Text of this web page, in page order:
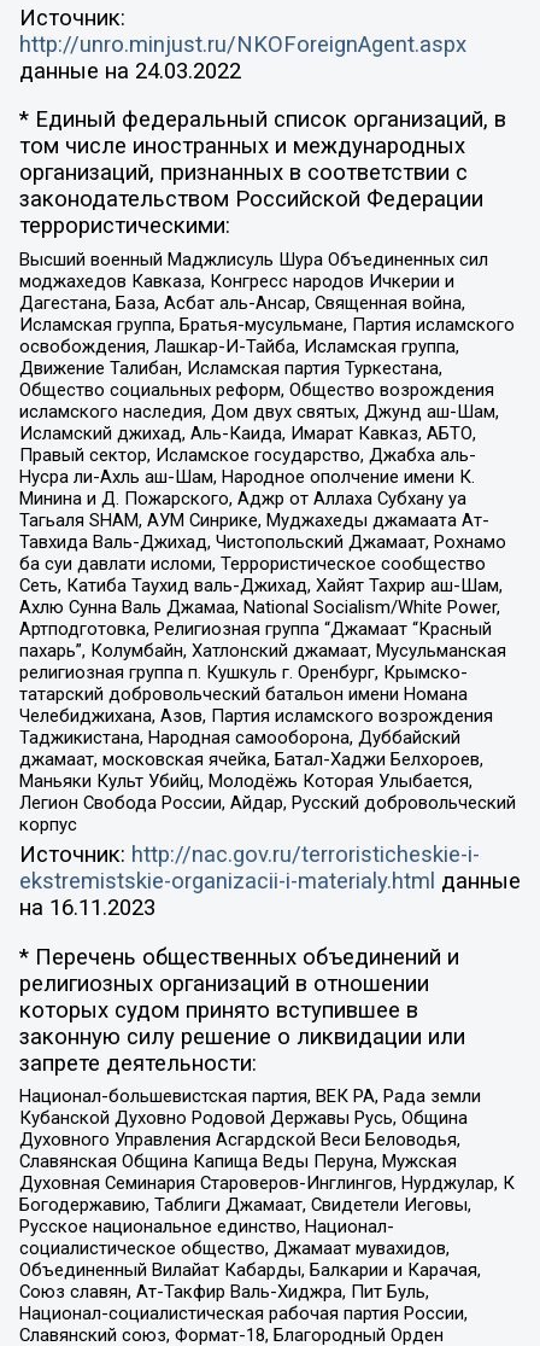
Источник:
http://unro.minjust.ru/NKOForeignAgent.aspx
данные на 24.03.2022
* Единый федеральный список организаций, в
том числе иностранных и международных
организаций, признанных в соответствии с
законодательством Российской Федерации
террористическими:
Высший военный Маджлисуль Шура Объединенных сил
моджахедов Кавказа, Конгресс народов Ичкерии и
Дагестана, База, Асбат аль-Ансар, Священная война,
Исламская группа, Братья-мусульмане, Партия исламского
освобождения, Лашкар-И-Тайба, Исламская группа,
Движение Талибан, Исламская партия Туркестана,
Общество социальных реформ, Общество возрождения
исламского наследия, Дом двух святых, Джунд аш-Шам,
Исламский джихад, Аль-Каида, Имарат Кавказ, АБТО,
Правый сектор, Исламское государство, Джабха аль-
Нусра ли-Ахль аш-Шам, Народное ополчение имени К.
Минина и Д. Пожарского, Аджр от Аллаха Субхану уа
Тагьаля SHAM, АУМ Синрике, Муджахеды джамаата Ат-
Тавхида Валь-Джихад, Чистопольский Джамаат, Рохнамо
ба суи давлати исломи, Террористическое сообщество
Сеть, Катиба Таухид валь-Джихад, Хайят Тахрир аш-Шам,
Ахлю Сунна Валь Джамаа, National Socialism/White Power,
Артподготовка, Религиозная группа “Джамаат “Красный
пахарь”, Колумбайн, Хатлонский джамаат, Мусульманская
религиозная группа п. Кушкуль г. Оренбург, Крымско-
татарский добровольческий батальон имени Номана
Челебиджихана, Азов, Партия исламского возрождения
Таджикистана, Народная самооборона, Дуббайский
джамаат, московская ячейка, Батал-Хаджи Белхороев,
Маньяки Культ Убийц, Молодёжь Которая Улыбается,
Легион Свобода России, Айдар, Русский добровольческий
корпус
Источник: http://nac.gov.ru/terroristicheskie-i-
ekstremistskie-organizacii-i-materialy.html данные
на 16.11.2023
* Перечень общественных объединений и
религиозных организаций в отношении
которых судом принято вступившее в
законную силу решение о ликвидации или
запрете деятельности:
Национал-большевистская партия, ВЕК РА, Рада земли
Кубанской Духовно Родовой Державы Русь, Община
Духовного Управления Асгардской Веси Беловодья,
Славянская Община Капища Веды Перуна, Мужская
Духовная Семинария Староверов-Инглингов, Нурджулар, К
Богодержавию, Таблиги Джамаат, Свидетели Иеговы,
Русское национальное единство, Национал-
социалистическое общество, Джамаат мувахидов,
Объединенный Вилайат Кабарды, Балкарии и Карачая,
Союз славян, Ат-Такфир Валь-Хиджра, Пит Буль,
Национал-социалистическая рабочая партия России,
Славянский союз, Формат-18, Благородный Орден